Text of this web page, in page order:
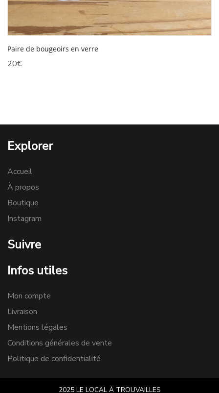
Paire de bougeoirs en verre
20€
Explorer
Accueil
À propos
Boutique
Instagram
Suivre
Infos utiles
Mon compte
Livraison
Mentions légales
Conditions générales de vente
Politique de confidentialité
2025 LE LOCAL À TROUVAILLES